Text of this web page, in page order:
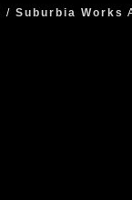
/ Suburbia Works